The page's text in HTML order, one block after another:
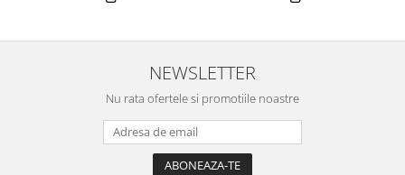
NEWSLETTER
Nu rata ofertele si promotiile noastre